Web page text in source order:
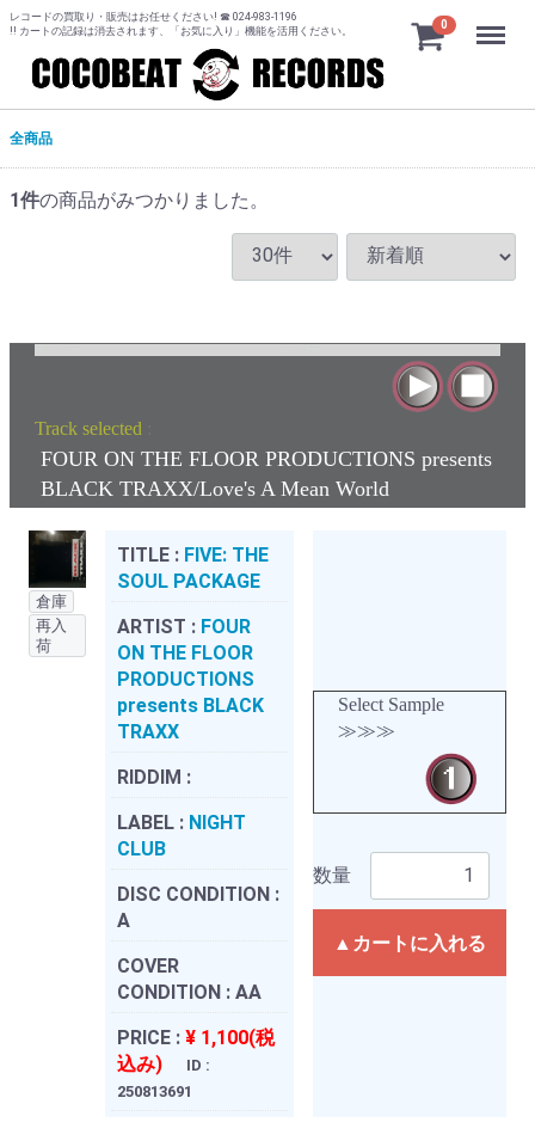
レコードの買取り・販売はお任せください! ☎ 024-983-1196
!! カートの記録は消去されます、「お気に入り」機能を活用ください。
0 Menu
全商品
1件の商品がみつかりました。
Track selected :
FOUR ON THE FLOOR PRODUCTIONS presents
BLACK TRAXX/Love's A Mean World
倉庫
再入
荷
TITLE : FIVE: THE
SOUL PACKAGE
ARTIST : FOUR
ON THE FLOOR
PRODUCTIONS
presents BLACK
TRAXX
RIDDIM :
LABEL : NIGHT
CLUB
DISC CONDITION :
A
COVER
CONDITION : AA
PRICE : ¥ 1,100(税
込み)
ID :
250813691
Select Sample
≫≫≫
数量
▲カートに入れる